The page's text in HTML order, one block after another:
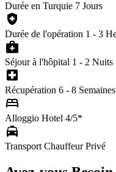
Durée en Turquie 7 Jours
health_and_safety
Durée de l'opération 1 - 3
medical_services
Séjour à l'hôpital 1 - 2 Nuits
local_hospital
Récupération 6 - 8 Semaines
bed
Alloggio Hotel 4/5*
local_taxi
Transport Chauffeur Privé